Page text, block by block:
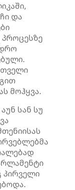
და
პროცესზე
მოჰყვა.
სან სუ
პირველი